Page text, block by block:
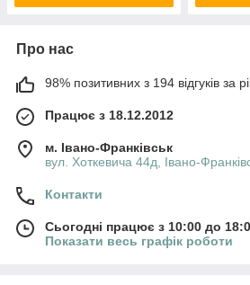
Про нас
98% позитивних з 194 відгуків за
Працює з 18.12.2012
м. Івано-Франківськ
вул. Хоткевича 44д, Івано-
Контакти
Сьогодні працює з 10:00 до
Показати весь графік роботи